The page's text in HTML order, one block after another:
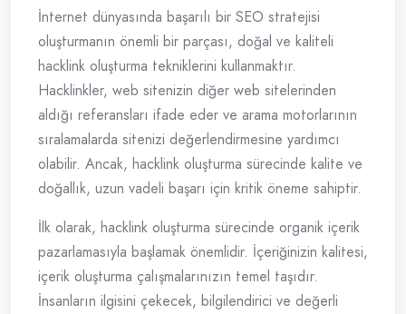
İnternet dünyasında başarılı bir SEO stratejisi
oluşturmanın önemli bir parçası, doğal ve kaliteli
hacklink oluşturma tekniklerini kullanmaktır.
Hacklinkler, web sitenizin diğer web sitelerinden
aldığı referansları ifade eder ve arama motorlarının
sıralamalarda sitenizi değerlendirmesine yardımcı
olabilir. Ancak, hacklink oluşturma sürecinde kalite ve
doğallık, uzun vadeli başarı için kritik öneme sahiptir.
İlk olarak, hacklink oluşturma sürecinde organik içerik
pazarlamasıyla başlamak önemlidir. İçeriğinizin kalitesi,
içerik oluşturma çalışmalarınızın temel taşıdır.
İnsanların ilgisini çekecek, bilgilendirici ve değerli